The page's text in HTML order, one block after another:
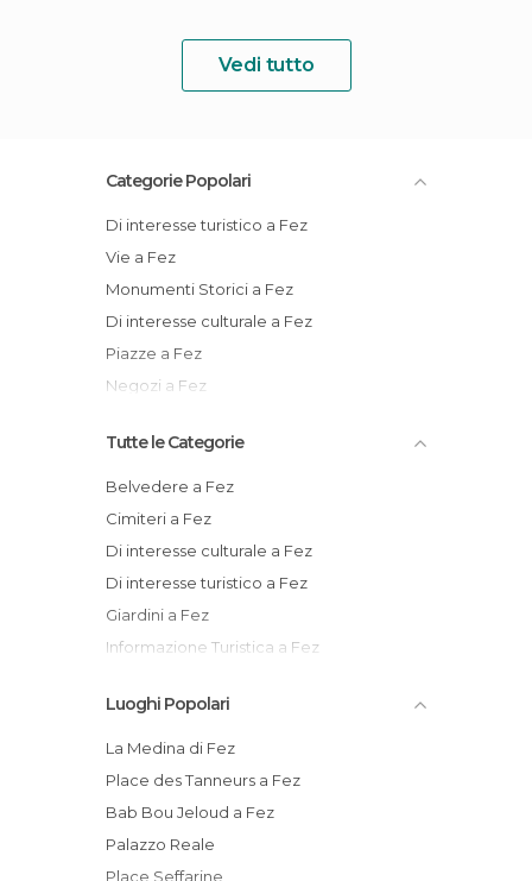
Vedi tutto
Categorie Popolari
Di interesse turistico a Fez
Vie a Fez
Monumenti Storici a Fez
Di interesse culturale a Fez
Piazze a Fez
Negozi a Fez
Tutte le Categorie
Belvedere a Fez
Cimiteri a Fez
Di interesse culturale a Fez
Di interesse turistico a Fez
Giardini a Fez
Informazione Turistica a Fez
Mercatini a Fez
Monumenti Storici a Fez
Moschee a Fez
Musei a Fez
Negozi a Fez
Palazzi a Fez
Luoghi Popolari
La Medina di Fez
Place des Tanneurs a Fez
Bab Bou Jeloud a Fez
Palazzo Reale
Place Seffarine